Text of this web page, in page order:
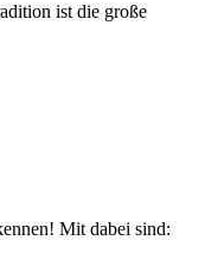
ist die große
Mit dabei sind: